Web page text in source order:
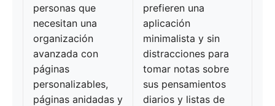
personas que
necesitan una
organización
avanzada con
páginas
personalizables,
páginas anidadas y
prefieren una
aplicación
minimalista y sin
distracciones para
tomar notas sobre
sus pensamientos
diarios y listas de